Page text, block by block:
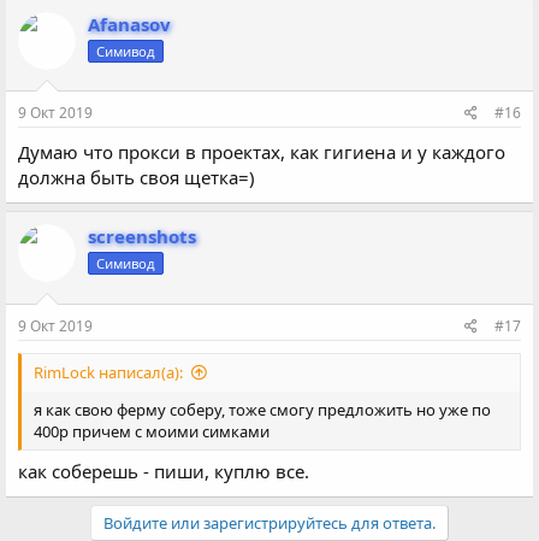
Afanasov
Симивод
9 Окт 2019 #16
Думаю что прокси в проектах, как гигиена и у каждого
должна быть своя щетка=)
screenshots
Симивод
9 Окт 2019 #17
RimLock написал(а):
я как свою ферму соберу, тоже смогу предложить но уже по
400р причем с моими симками
как соберешь - пиши, куплю все.
Войдите или зарегистрируйтесь для ответа.